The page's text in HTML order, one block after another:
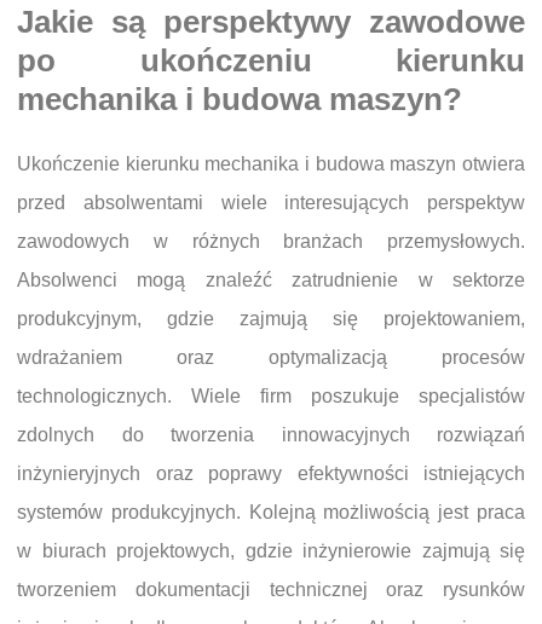
Jakie są perspektywy zawodowe
po ukończeniu kierunku
mechanika i budowa maszyn?
Ukończenie kierunku mechanika i budowa maszyn otwiera
przed absolwentami wiele interesujących perspektyw
zawodowych w różnych branżach przemysłowych.
Absolwenci mogą znaleźć zatrudnienie w sektorze
produkcyjnym, gdzie zajmują się projektowaniem,
wdrażaniem oraz optymalizacją procesów
technologicznych. Wiele firm poszukuje specjalistów
zdolnych do tworzenia innowacyjnych rozwiązań
inżynieryjnych oraz poprawy efektywności istniejących
systemów produkcyjnych. Kolejną możliwością jest praca
w biurach projektowych, gdzie inżynierowie zajmują się
tworzeniem dokumentacji technicznej oraz rysunków